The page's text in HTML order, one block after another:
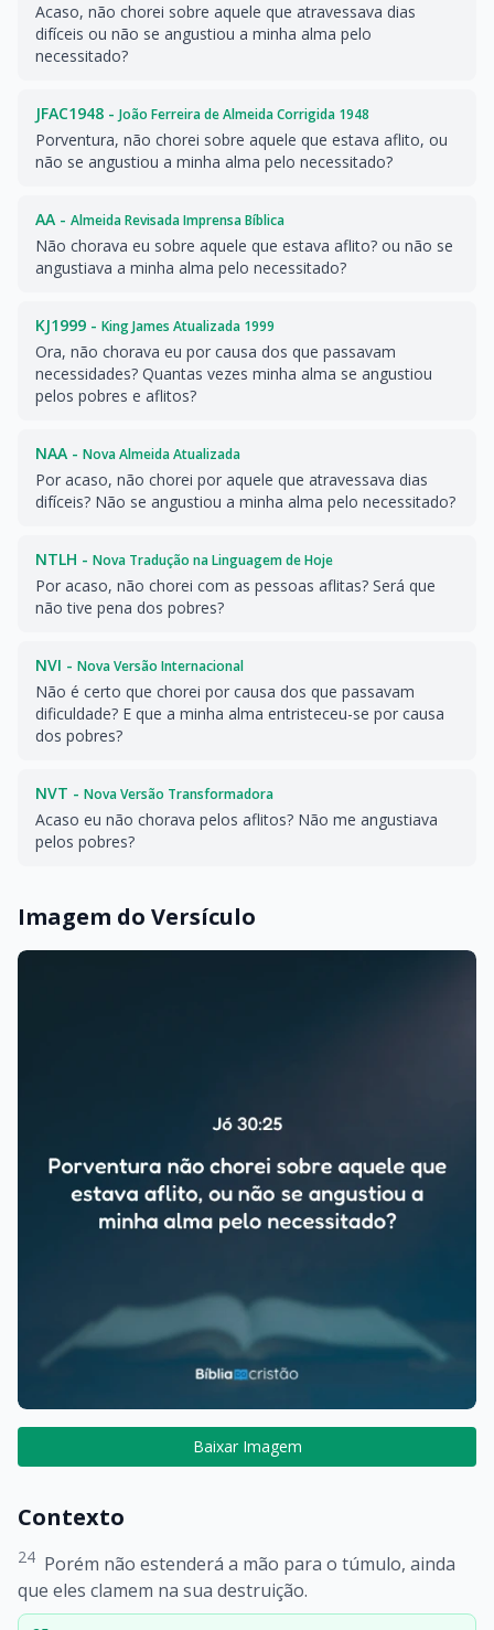
Acaso, não chorei sobre aquele que atravessava dias
difíceis ou não se angustiou a minha alma pelo
necessitado?
JFAC1948 - João Ferreira de Almeida Corrigida 1948
Porventura, não chorei sobre aquele que estava aflito, ou
não se angustiou a minha alma pelo necessitado?
AA - Almeida Revisada Imprensa Bíblica
Não chorava eu sobre aquele que estava aflito? ou não se
angustiava a minha alma pelo necessitado?
KJ1999 - King James Atualizada 1999
Ora, não chorava eu por causa dos que passavam
necessidades? Quantas vezes minha alma se angustiou
pelos pobres e aflitos?
NAA - Nova Almeida Atualizada
Por acaso, não chorei por aquele que atravessava dias
difíceis? Não se angustiou a minha alma pelo necessitado?
NTLH - Nova Tradução na Linguagem de Hoje
Por acaso, não chorei com as pessoas aflitas? Será que
não tive pena dos pobres?
NVI - Nova Versão Internacional
Não é certo que chorei por causa dos que passavam
dificuldade? E que a minha alma entristeceu-se por causa
dos pobres?
NVT - Nova Versão Transformadora
Acaso eu não chorava pelos aflitos? Não me angustiava
pelos pobres?
Imagem do Versículo
Baixar Imagem
Contexto
24 Porém não estenderá a mão para o túmulo, ainda
que eles clamem na sua destruição.